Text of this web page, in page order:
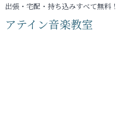
出張・宅配・持ち込みすべて無料！
アテイン音楽教室